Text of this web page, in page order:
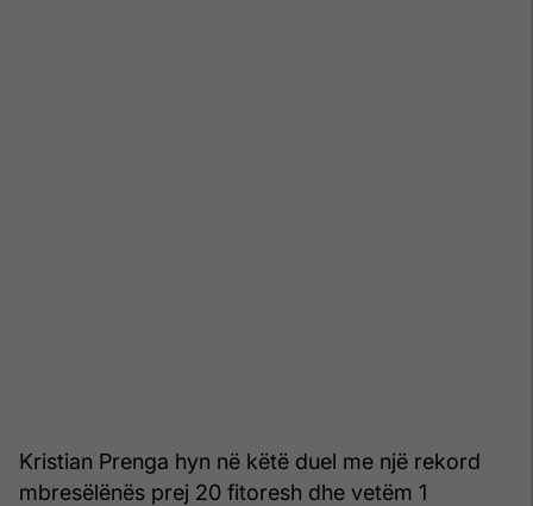
Kristian Prenga hyn në këtë duel me një rekord
mbresëlënës prej 20 fitoresh dhe vetëm 1